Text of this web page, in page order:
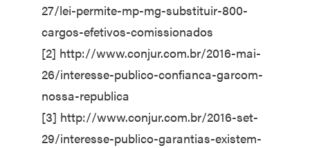
27/lei-permite-mp-mg-substituir-800-
cargos-efetivos-comissionados
[2] http://www.conjur.com.br/2016-mai-
26/interesse-publico-confianca-garcom-
nossa-republica
[3] http://www.conjur.com.br/2016-set-
29/interesse-publico-garantias-existem-